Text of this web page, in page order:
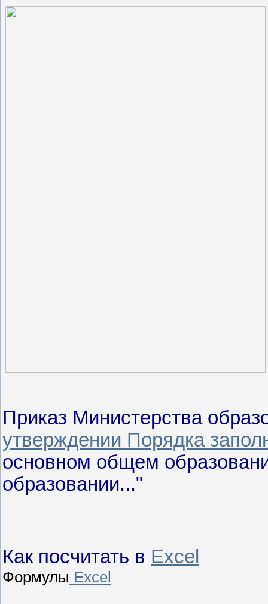
Приказ Министерства
утверждении Порядка
основном общем
образовании..."
Как посчитать в Excel
Формулы Excel